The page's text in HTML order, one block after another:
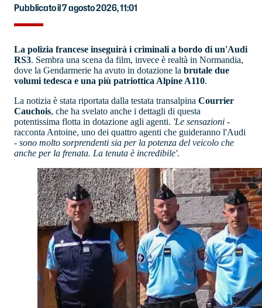
Pubblicato il 7 agosto 2026, 11:01
La polizia francese inseguirà i criminali a bordo di un'Audi
RS3. Sembra una scena da film, invece è realtà in Normandia,
dove la Gendarmerie ha avuto in dotazione la brutale due
volumi tedesca e una più patriottica Alpine A110.
La notizia è stata riportata dalla testata transalpina Courrier
Cauchois, che ha svelato anche i dettagli di questa
potentissima flotta in dotazione agli agenti. 'Le sensazioni -
racconta Antoine, uno dei quattro agenti che guideranno l'Audi
- sono molto sorprendenti sia per la potenza del veicolo che
anche per la frenata. La tenuta è incredibile'.